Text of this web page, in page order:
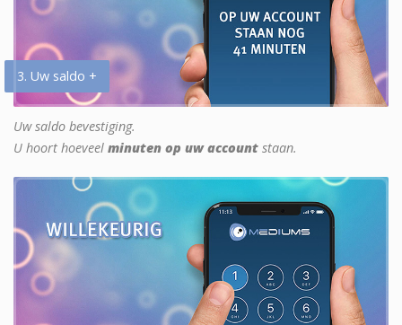
3. Uw saldo +
Uw saldo bevestiging.
U hoort hoeveel minuten op uw account staan.